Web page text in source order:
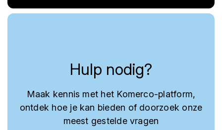
Hulp nodig?
Maak kennis met het Komerco-platform,
ontdek hoe je kan bieden of doorzoek onze
meest gestelde vragen